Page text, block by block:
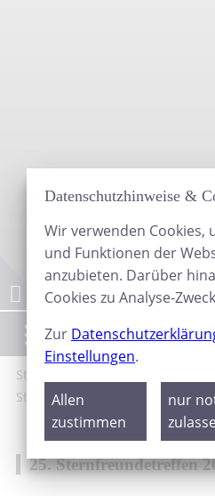
Menü
Start
Sternfreundetreffen 2023
25. Sternfreundetreffen
Datenschutzhinweise &
Wir verwenden Cookies,
und Funktionen der
anzubieten. Darüber
Cookies zu Analyse-
Zur
Einstellungen.
Allen
zustimmen
nur